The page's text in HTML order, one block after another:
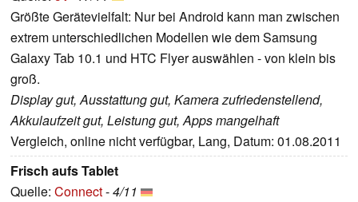
Größte Gerätevielfalt: Nur bei Android kann man zwischen
extrem unterschiedlichen Modellen wie dem Samsung
Galaxy Tab 10.1 und HTC Flyer auswählen - von klein bis
groß.
Display gut, Ausstattung gut, Kamera zufriedenstellend,
Akkulaufzeit gut, Leistung gut, Apps mangelhaft
Vergleich, online nicht verfügbar, Lang, Datum: 01.08.2011
Frisch aufs Tablet
Quelle: Connect-4/11